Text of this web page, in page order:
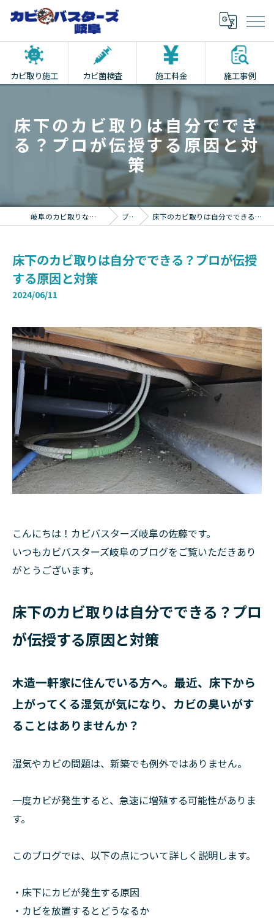
カビ取り施工 カビ菌検査 施工料金 施工事例
床下のカビ取りは自分ででき
る？プロが伝授する原因と対
策
岐阜のカビ取りならカビバスターズ岐阜 ブログ 床下のカビ取りは自分でできる？プロが伝授する原因と対策
床下のカビ取りは自分でできる？プロが伝授
する原因と対策
2024/06/11
こんにちは！カビバスターズ岐阜の佐藤です。
いつもカビバスターズ岐阜のブログをご覧いただきあり
がとうございます。
床下のカビ取りは自分でできる？プロ
が伝授する原因と対策
木造一軒家に住んでいる方へ。最近、床下から
上がってくる湿気が気になり、カビの臭いがす
ることはありませんか？
湿気やカビの問題は、新築でも例外ではありません。
一度カビが発生すると、急速に増殖する可能性がありま
す。
このブログでは、以下の点について詳しく説明します。
・床下にカビが発生する原因
・カビを放置するとどうなるか